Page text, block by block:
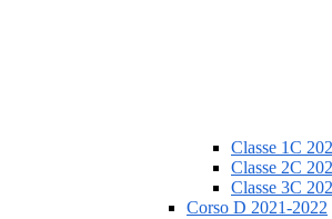
Classe 1C
Classe 2C
Classe 3C
Corso D 2021-2022